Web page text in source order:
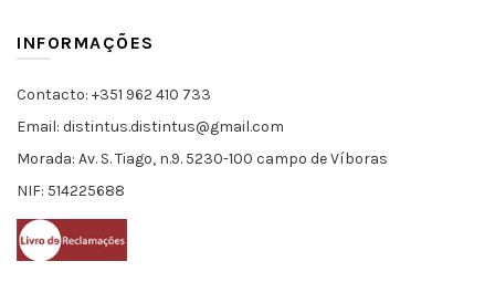
INFORMAÇÕES
Contacto: +351 962 410 733
Email: distintus.distintus@gmail.com
Morada: Av. S. Tiago, n.9. 5230-100 campo de Víboras
NIF: 514225688